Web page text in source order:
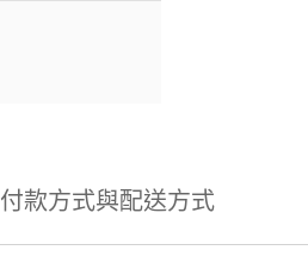
付款方式與配送方式